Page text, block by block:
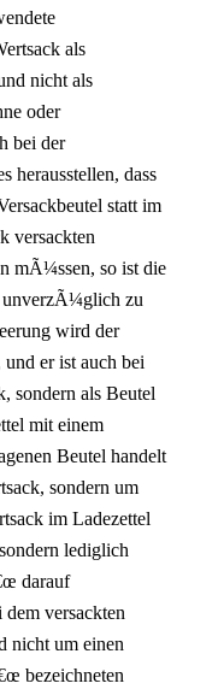
als
nicht als
oder
bei der
herausstellen, dass
statt im
versackten
mÃ¼ssen, so ist die
unverzÃ¼glich zu
wird der
er ist auch bei
sondern als Beutel
mit einem
Beutel handelt
sondern um
im Ladezettel
lediglich
darauf
versackten
nicht um einen
bezeichneten